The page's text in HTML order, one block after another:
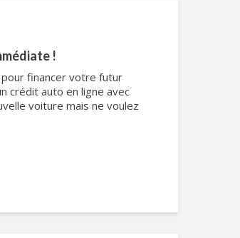
!
pour financer votre futur
crédit auto en ligne avec
voiture mais ne voulez